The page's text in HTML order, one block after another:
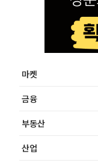
마켓
금융
부동산
산업